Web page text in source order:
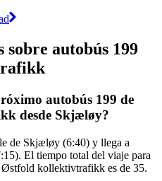
sobre autobús 199
autobús 199 de
desde Skjæløy?
de Skjæløy (6:40) y llega a
El tiempo total del viaje para
kollektivtrafikk es de 35.